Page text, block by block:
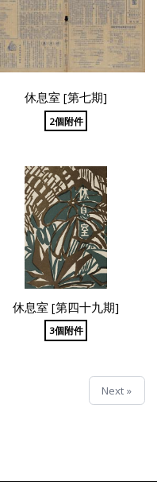
休息室 [第七期]
2個附件
休息室 [第四十九期]
3個附件
Next »